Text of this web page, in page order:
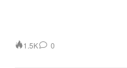
1.5K 0